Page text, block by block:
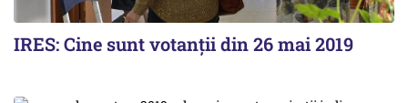
IRES: Cine sunt votanții din 26 mai 2019